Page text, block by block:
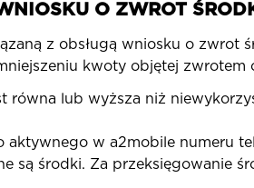
O ZWROT
z obsługą wniosku o
kwoty objętej zwrotem
równa lub wyższa niż
w a2mobile numeru
są środki. Za przeksięgowanie